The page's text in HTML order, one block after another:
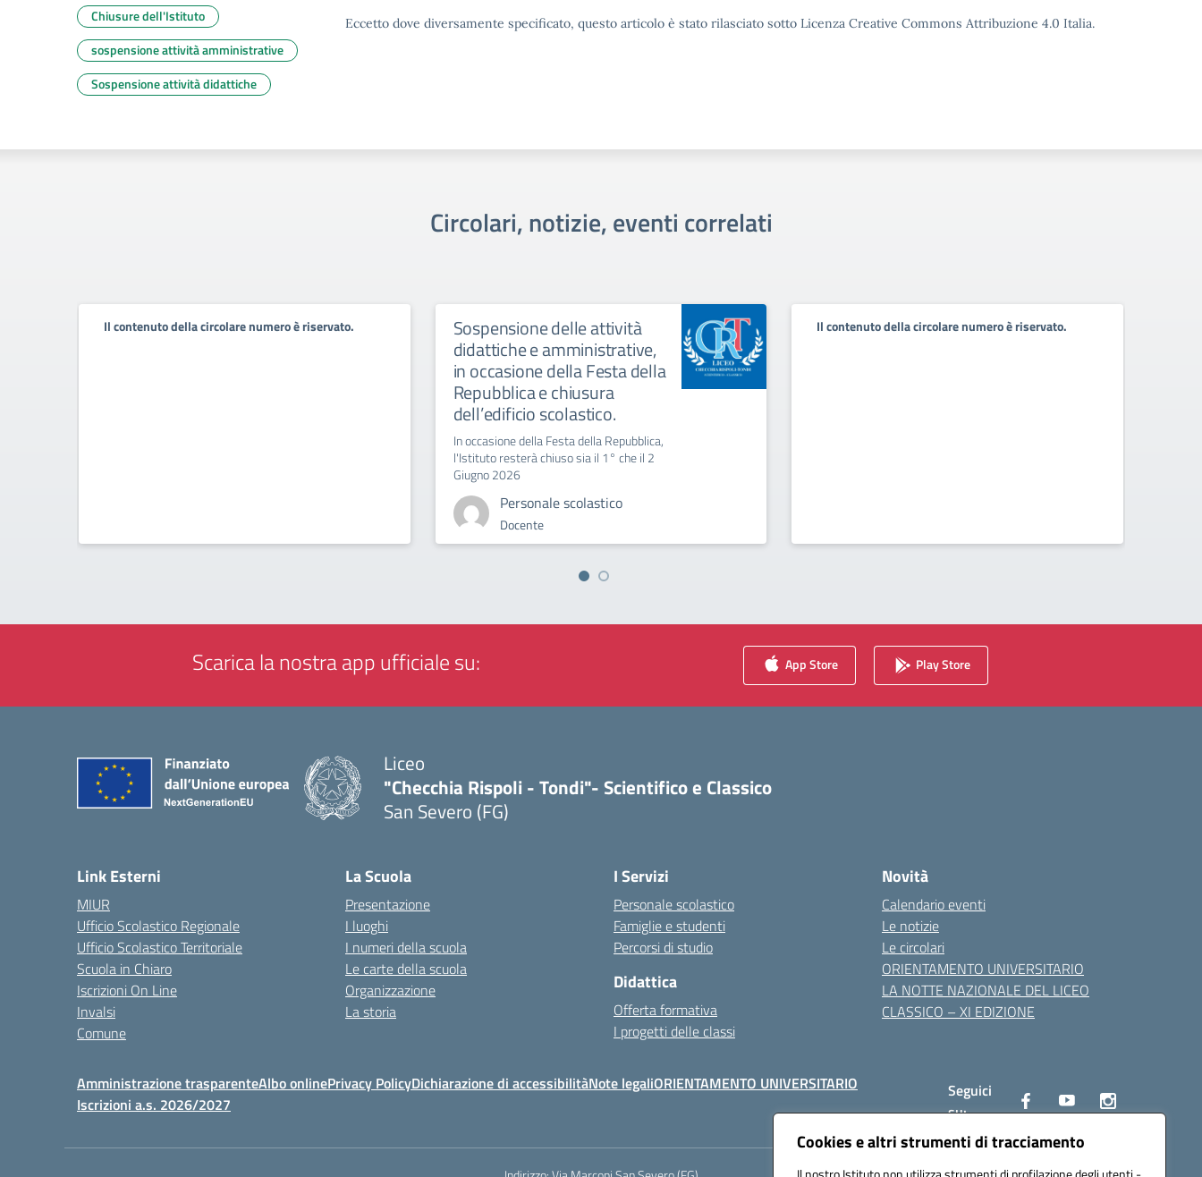
Cookies e altri strumenti di tracciamento
Eccetto dove diversamente specificato, questo articolo è stato rilasciato sotto Licenza Creative Commons Attribuzione 4.0 Italia.
Chiusure dell'Istituto
sospensione attività amministrative
Sospensione attività didattiche
Circolari, notizie, eventi correlati
Il contenuto della circolare numero è riservato. Sospensione delle attività
didattiche e amministrative,
in occasione della Festa della
Repubblica e chiusura
dell’edificio scolastico.
In occasione della Festa della Repubblica,
l'Istituto resterà chiuso sia il 1° che il 2
Giugno 2026
Personale scolastico
Docente
Il contenuto della circolare numero è riservato.
Scarica la nostra app ufficiale su: App Store Play Store
Liceo
"Checchia Rispoli - Tondi"- Scientifico e Classico
San Severo (FG)
Link Esterni
MIUR
Ufficio Scolastico Regionale
Ufficio Scolastico Territoriale
Scuola in Chiaro
Iscrizioni On Line
Invalsi
Comune
La Scuola
Presentazione
I luoghi
I numeri della scuola
Le carte della scuola
Organizzazione
La storia
I Servizi
Personale scolastico
Famiglie e studenti
Percorsi di studio
Didattica
Offerta formativa
I progetti delle classi
Novità
Calendario eventi
Le notizie
Le circolari
ORIENTAMENTO UNIVERSITARIO
LA NOTTE NAZIONALE DEL LICEO
CLASSICO – XI EDIZIONE
Amministrazione trasparenteAlbo onlinePrivacy PolicyDichiarazione di accessibilitàNote legaliORIENTAMENTO UNIVERSITARIO
Iscrizioni a.s. 2026/2027
Seguici
su: